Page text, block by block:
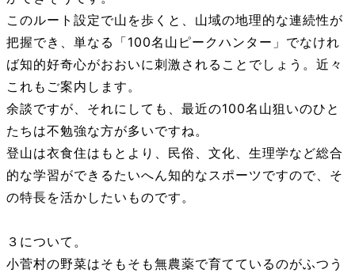
このルート設定で山を歩くと、山域の地理的な連続性が
把握でき、単なる「100名山ピークハンター」でなけれ
ば知的好奇心がおおいに刺激されることでしょう。近々
これもご案内します。
余談ですが、それにしても、最近の100名山狙いのひと
たちは不勉強な方が多いですね。
登山は衣食住はもとより、民俗、文化、生理学など総合
的な学習ができるたいへん知的なスポーツですので、そ
の特長を活かしたいものです。
３について。
小菅村の野菜はそもそも無農薬で育てているのがふつう